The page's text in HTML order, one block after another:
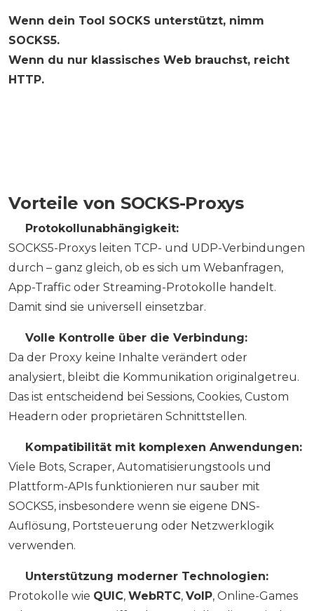
Wenn dein Tool SOCKS unterstützt, nimm
SOCKS5.
Wenn du nur klassisches Web brauchst, reicht
HTTP.
Vorteile von SOCKS-Proxys
Protokollunabhängigkeit:
SOCKS5-Proxys leiten TCP- und UDP-Verbindungen
durch – ganz gleich, ob es sich um Webanfragen,
App-Traffic oder Streaming-Protokolle handelt.
Damit sind sie universell einsetzbar.
Volle Kontrolle über die Verbindung:
Da der Proxy keine Inhalte verändert oder
analysiert, bleibt die Kommunikation originalgetreu.
Das ist entscheidend bei Sessions, Cookies, Custom
Headern oder proprietären Schnittstellen.
Kompatibilität mit komplexen Anwendungen:
Viele Bots, Scraper, Automatisierungstools und
Plattform-APIs funktionieren nur sauber mit
SOCKS5, insbesondere wenn sie eigene DNS-
Auflösung, Portsteuerung oder Netzwerklogik
verwenden.
Unterstützung moderner Technologien:
Protokolle wie QUIC, WebRTC, VoIP, Online-Games